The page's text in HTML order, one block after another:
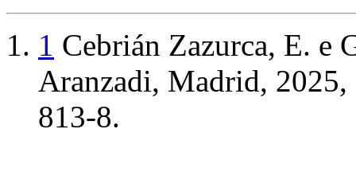
1 Cebrián Zazurca, E. e
Aranzadi, Madrid,
813-8.